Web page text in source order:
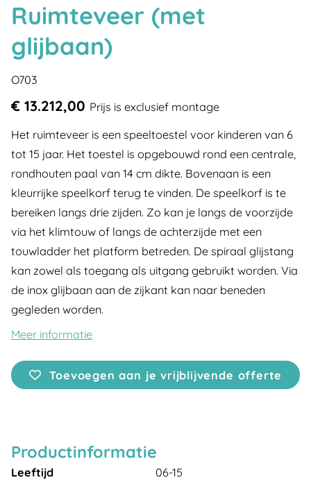
Ruimteveer (met
glijbaan)
O703
€ 13.212,00 Prijs is exclusief montage
Het ruimteveer is een speeltoestel voor kinderen van 6
tot 15 jaar. Het toestel is opgebouwd rond een centrale,
rondhouten paal van 14 cm dikte. Bovenaan is een
kleurrijke speelkorf terug te vinden. De speelkorf is te
bereiken langs drie zijden. Zo kan je langs de voorzijde
via het klimtouw of langs de achterzijde met een
touwladder het platform betreden. De spiraal glijstang
kan zowel als toegang als uitgang gebruikt worden. Via
de inox glijbaan aan de zijkant kan naar beneden
gegleden worden.
Meer informatie
Toevoegen aan je vrijblijvende offerte
Productinformatie
Leeftijd
06-15